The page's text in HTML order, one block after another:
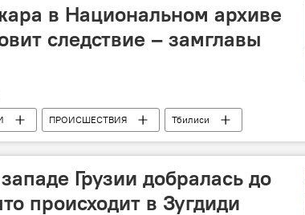
в Национальном архиве
следствие – замглавы
ПРОИСШЕСТВИЯ Тбилиси
Грузии добралась до
происходит в Зугдиди